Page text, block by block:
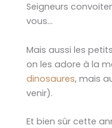
Seigneurs
vous…
Mais aussi les
on les adore à la
dinosaures, mais
venir).
Et bien sûr cette